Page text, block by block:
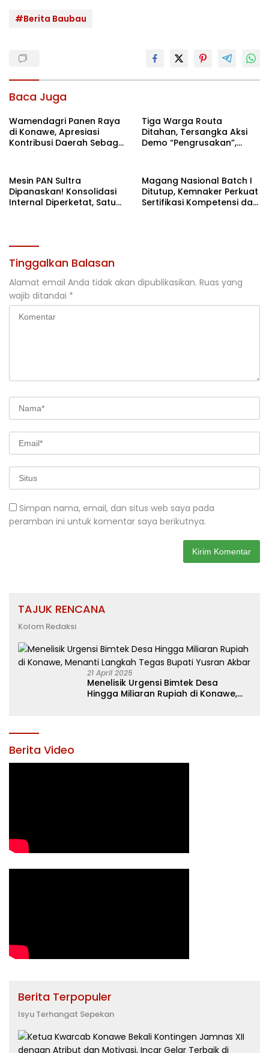
#Berita Baubau
Baca Juga
Wamendagri Panen Raya
di Konawe, Apresiasi
Kontribusi Daerah Sebagai
Tiga Warga Routa
Ditahan, Tersangka Aksi
Demo “Pengrusakan”,
Mesin PAN Sultra
Dipanaskan! Konsolidasi
Internal Diperketat, Satu
Magang Nasional Batch I
Ditutup, Kemnaker Perkuat
Sertifikasi Kompetensi dan
Tinggalkan Balasan
Alamat email Anda tidak akan dipublikasikan. Ruas yang
wajib ditandai *
Simpan nama, email, dan situs web saya pada
peramban ini untuk komentar saya berikutnya.
TAJUK RENCANA
Kolom Redaksi
21 April 2025
Menelisik Urgensi Bimtek Desa
Hingga Miliaran Rupiah di Konawe,
Berita Video
Berita Terpopuler
Isyu Terhangat Sepekan